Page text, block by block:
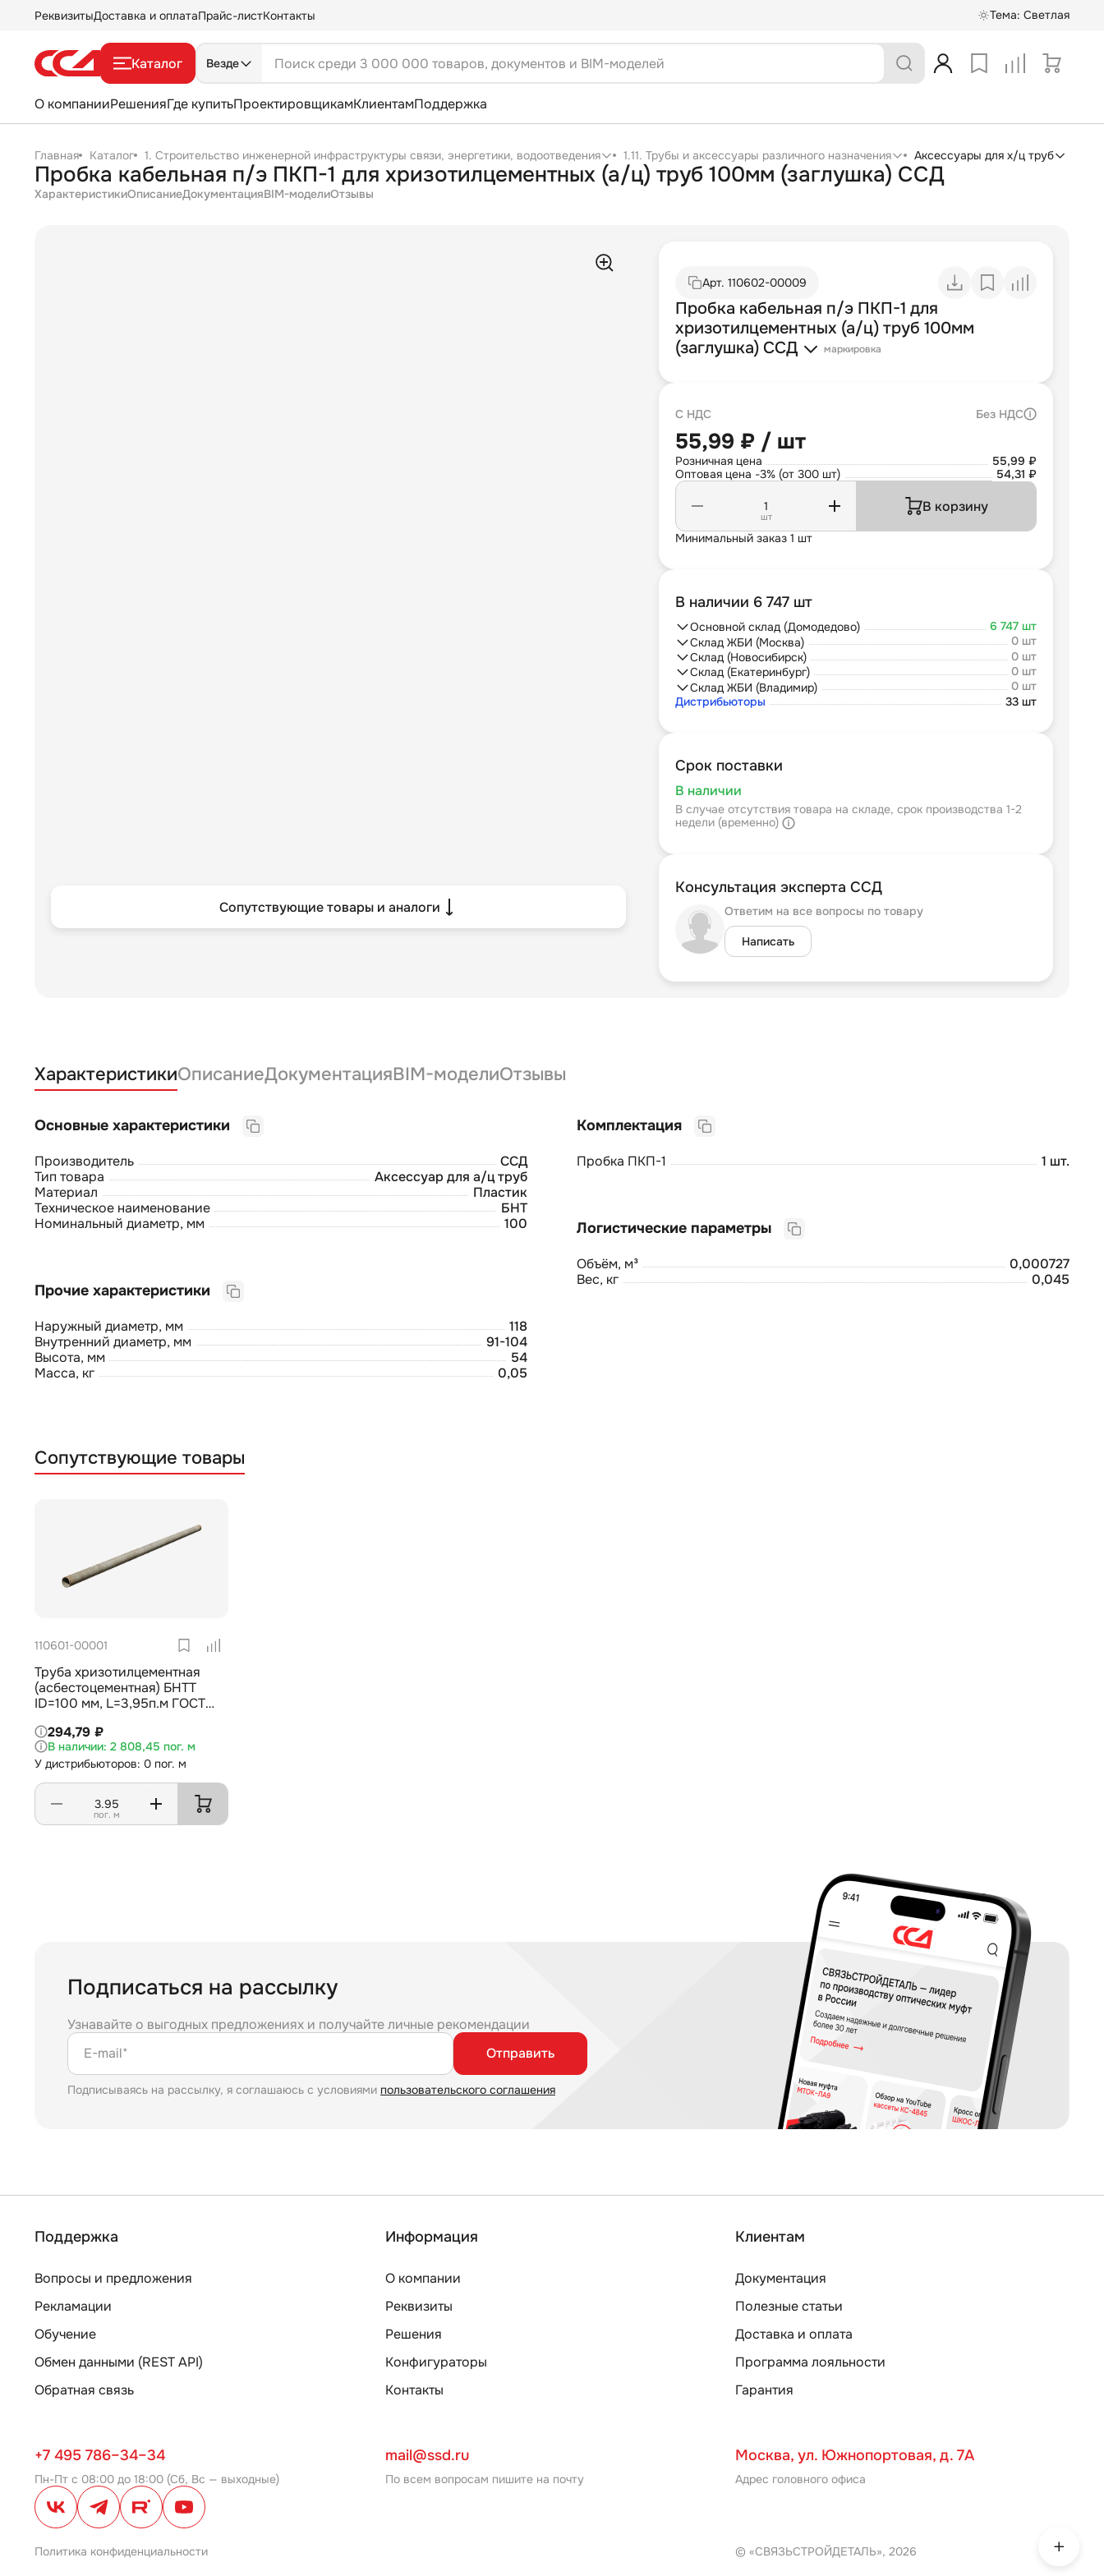
РеквизитыДоставка и оплатаПрайс-листКонтакты Тема: Светлая
Каталог Везде
О компанииРешенияГде купитьПроектировщикамКлиентамПоддержка
Главная Каталог 1. Строительство инженерной инфраструктуры связи, энергетики, водоотведения 1.11. Трубы и аксессуары различного назначения Аксессуары для х/ц труб
Пробка кабельная п/э ПКП-1 для хризотилцементных (а/ц) труб 100мм (заглушка) ССД
ХарактеристикиОписаниеДокументацияBIM-моделиОтзывы
Сопутствующие товары и аналоги
Арт. 110602-00009
Пробка кабельная п/э ПКП-1 для
хризотилцементных (а/ц) труб 100мм
(заглушка) ССД
маркировка
С НДС Без НДС
55,99 ₽ / шт
Розничная цена
55,99 ₽
Оптовая цена -3% (от 300 шт)
54,31 ₽
шт
В корзину
Минимальный заказ 1 шт
В наличии 6 747 шт
Основной склад (Домодедово)
6 747 шт
Склад ЖБИ (Москва)
0 шт
Склад (Новосибирск)
0 шт
Склад (Екатеринбург)
0 шт
Склад ЖБИ (Владимир)
0 шт
Дистрибьюторы
33 шт
Срок поставки
В наличии
В случае отсутствия товара на складе, срок производства 1-2
недели (временно)
Консультация эксперта ССД
Ответим на все вопросы по товару
Написать
ХарактеристикиОписаниеДокументацияBIM-моделиОтзывы
Производитель
ССД
Тип товара
Аксессуар для а/ц труб
Материал
Пластик
Техническое наименование
БНТ
Номинальный диаметр, мм
100
Наружный диаметр, мм
118
Внутренний диаметр, мм
91-104
Высота, мм
54
Масса, кг
0,05
Пробка ПКП-1 1 шт.
Объём, м³
0,000727
Вес, кг
0,045
Сопутствующие товары
110601-00001
Труба хризотилцементная
(асбестоцементная) БНТТ
ID=100 мм, L=3,95п.м ГОСТ
294,79 ₽
2 808,45 пог. м
У дистрибьюторов: 0 пог. м
пог. м
Подписаться на рассылку
Узнавайте о выгодных предложениях и получайте личные рекомендации
E-mail*
Отправить
Подписываясь на рассылку, я соглашаюсь с условиями пользовательского соглашения
Поддержка
Вопросы и предложения
Рекламации
Обучение
Обмен данными (REST API)
Обратная связь
Информация
О компании
Реквизиты
Решения
Конфигураторы
Контакты
Клиентам
Документация
Полезные статьи
Доставка и оплата
Программа лояльности
Гарантия
+7 495 786–34–34
Пн-Пт с 08:00 до 18:00 (Сб, Вс — выходные)
mail@ssd.ru
По всем вопросам пишите на почту
Москва, ул. Южнопортовая, д. 7А
Адрес головного офиса
Политика конфиденциальности © «СВЯЗЬСТРОЙДЕТАЛЬ», 2026